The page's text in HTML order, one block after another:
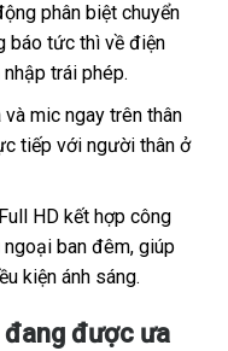
phân biệt chuyển
báo tức thì về điện
trái phép.
mic ngay trên thân
tiếp với người thân ở
HD kết hợp công
ban đêm, giúp
kiện ánh sáng.
đang được ưa